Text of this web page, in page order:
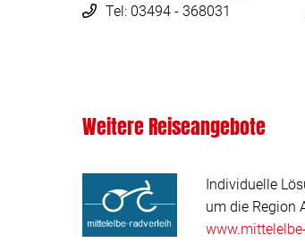
Tel: 03494 - 368031
Weitere Reiseangebote
Individuelle
um die Region